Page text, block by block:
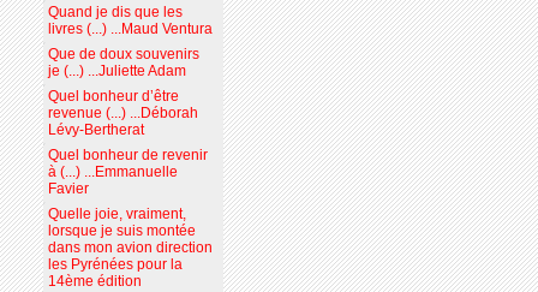
Quand je dis que les
livres (...) ...Maud Ventura
Que de doux souvenirs
je (...) ...Juliette Adam
Quel bonheur d’être
revenue (...) ...Déborah
Lévy-Bertherat
Quel bonheur de revenir
à (...) ...Emmanuelle
Favier
Quelle joie, vraiment,
lorsque je suis montée
dans mon avion direction
les Pyrénées pour la
14ème édition